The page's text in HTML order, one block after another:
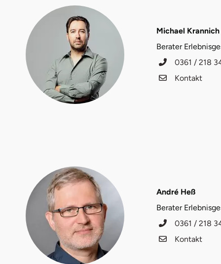
Michael Krannich
Berater
0361 / 218
Kontakt
André Heß
Berater
0361 / 218
Kontakt
Essen
Fulda
Fürstenfeldbruck